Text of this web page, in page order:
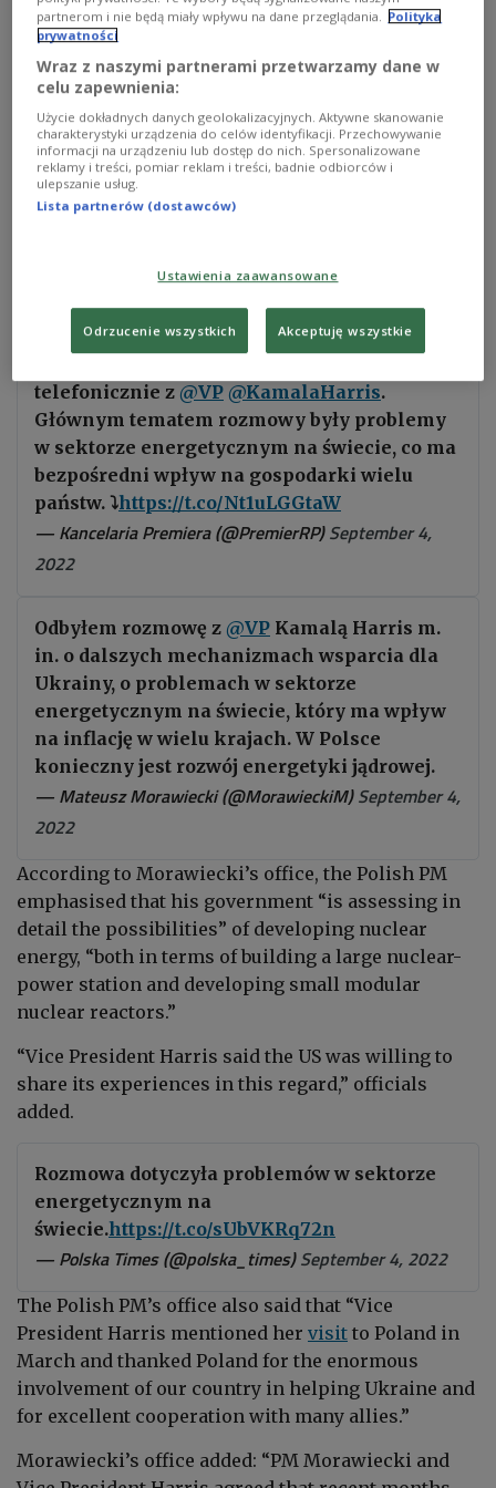
agency PAP reported.
The Polish PM said on Twitter afterwards: “I spoke
to Vice President Kamala Harris about the
mechanisms of further support for Ukraine, and
the problems in the world’s energy sector, which
have an impact on inflation in many countries.”
Poland,” he added.
🇵🇱🇺🇸 Na prośbę strony amerykańskiej,
telefonicznie z @VP @KamalaHarris.
Głównym tematem rozmowy były problemy
w sektorze energetycznym na świecie, co ma
bezpośredni wpływ na gospodarki wielu
państw. ⤵️https://t.co/Nt1uLGGtaW
— Kancelaria Premiera (@PremierRP)September 4,
2022
Odbyłem rozmowę z @VP Kamalą Harris m.
in. o dalszych mechanizmach wsparcia dla
Ukrainy, o problemach w sektorze
energetycznym na świecie, który ma wpływ
na inflację w wielu krajach. W Polsce
konieczny jest rozwój energetyki jądrowej.
— Mateusz Morawiecki (@MorawieckiM)September 4,
2022
According to Morawiecki’s office, the Polish PM
emphasised that his government “is assessing in
detail the possibilities” of developing nuclear
energy, “both in terms of building a large nuclear-
power station and developing small modular
nuclear reactors.”
“Vice President Harris said the US was willing to
share its experiences in this regard,” officials
added.
Rozmowa dotyczyła problemów w sektorze
energetycznym na
świecie.https://t.co/sUbVKRq72n
— Polska Times (@polska_times)September 4, 2022
The Polish PM’s office also said that “Vice
President Harris mentioned her visit to Poland in
March and thanked Poland for the enormous
involvement of our country in helping Ukraine and
for excellent cooperation with many allies.”
Morawiecki’s office added: “PM Morawiecki and
partnerom i nie będą miały wpływu na dane przeglądania.
Polityka
prywatności
Wraz z naszymi partnerami przetwarzamy dane w
celu zapewnienia:
Użycie dokładnych danych geolokalizacyjnych. Aktywne skanowanie
charakterystyki urządzenia do celów identyfikacji. Przechowywanie
informacji na urządzeniu lub dostęp do nich. Spersonalizowane
reklamy i treści, pomiar reklam i treści, badnie odbiorców i
ulepszanie usług.
Lista partnerów (dostawców)
Ustawienia zaawansowane
Odrzucenie wszystkich Akceptuję wszystkie